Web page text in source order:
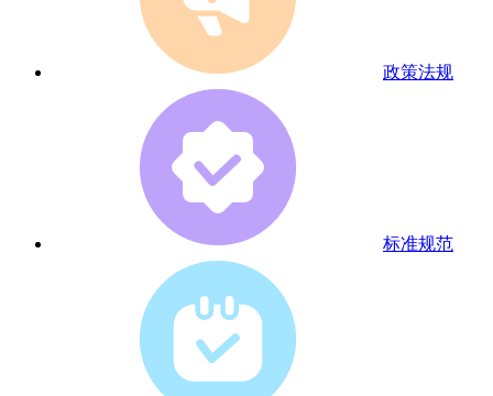
政策法规
标准规范